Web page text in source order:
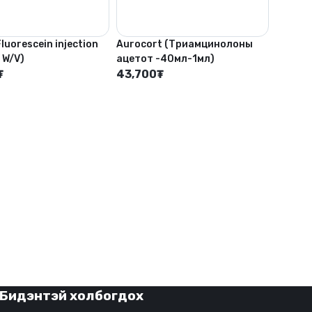
injection
W/V)
Aurocort (Триамцинолоны
ацетот -40мл-1мл)
43,700₮
Бидэнтэй холбогдох